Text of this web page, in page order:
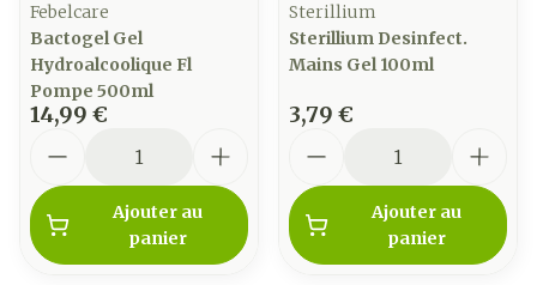
Febelcare
Bactogel Gel
Hydroalcoolique Fl
Pompe 500ml
14,99 €
Ajouter au
panier
Sterillium
Sterillium Desinfect.
Mains Gel 100ml
3,79 €
Ajouter au
panier